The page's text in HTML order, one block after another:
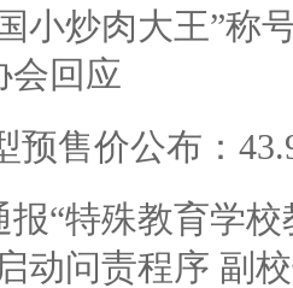
小炒肉大王”称
会回应
预售价公布：
报“特殊教育学
动问责程序 副